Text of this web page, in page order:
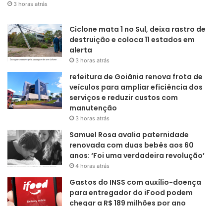
3 horas atrás
Ciclone mata 1 no Sul, deixa rastro de
destruição e coloca 11 estados em
alerta
3 horas atrás
refeitura de Goiânia renova frota de
veículos para ampliar eficiência dos
serviços e reduzir custos com
manutenção
3 horas atrás
Samuel Rosa avalia paternidade
renovada com duas bebês aos 60
anos: ‘Foi uma verdadeira revolução’
4 horas atrás
Gastos do INSS com auxílio-doença
para entregador do iFood podem
chegar a R$ 189 milhões por ano